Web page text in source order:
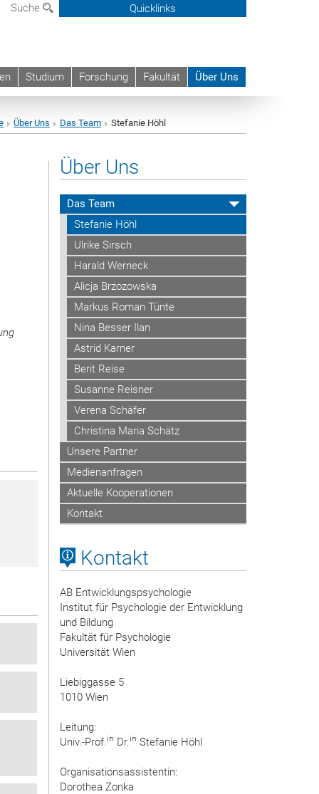
Suche Quicklinks
Studium Forschung Fakultät Über Uns
Über Uns Das Team Stefanie Höhl
Über Uns
Das Team
Stefanie Höhl
Ulrike Sirsch
Harald Werneck
Alicja Brzozowska
Markus Roman Tünte
Nina Besser Ilan
Astrid Karner
Berit Reise
Susanne Reisner
Verena Schäfer
Christina Maria Schätz
Unsere Partner
Medienanfragen
Aktuelle Kooperationen
Kontakt
Kontakt
AB Entwicklungspsychologie
Institut für Psychologie der Entwicklung
und Bildung
Fakultät für Psychologie
Universität Wien
Liebiggasse 5
1010 Wien
Leitung:
Univ.-Prof.in Dr.in Stefanie Höhl
Organisationsassistentin:
Dorothea Zonka